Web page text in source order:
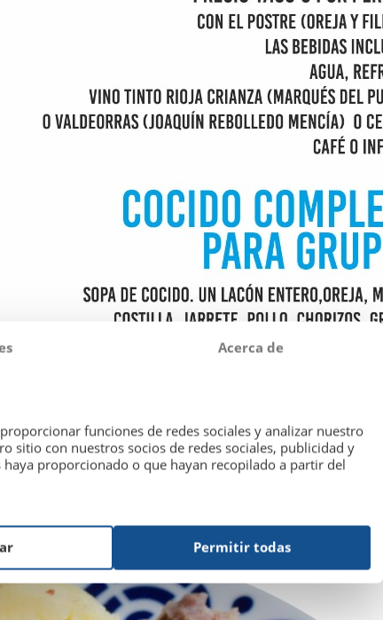
Acerca de
funciones de redes sociales y analizar nuestro
sitio con nuestros socios de redes sociales, publicidad y
proporcionado o que hayan recopilado a partir del
Permitir todas